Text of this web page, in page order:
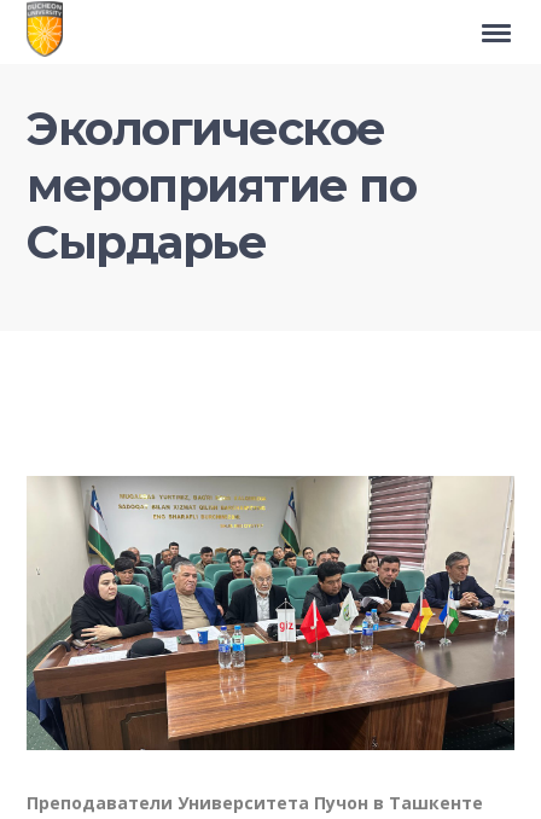
Экологическое
мероприятие по
Сырдарье
Преподаватели Университета Пучон в Ташкенте